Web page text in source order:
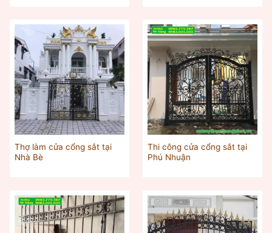
Thợ làm cửa cổng sắt tại
Nhà Bè
Thi công cửa cổng sắt tại
Phú Nhuận